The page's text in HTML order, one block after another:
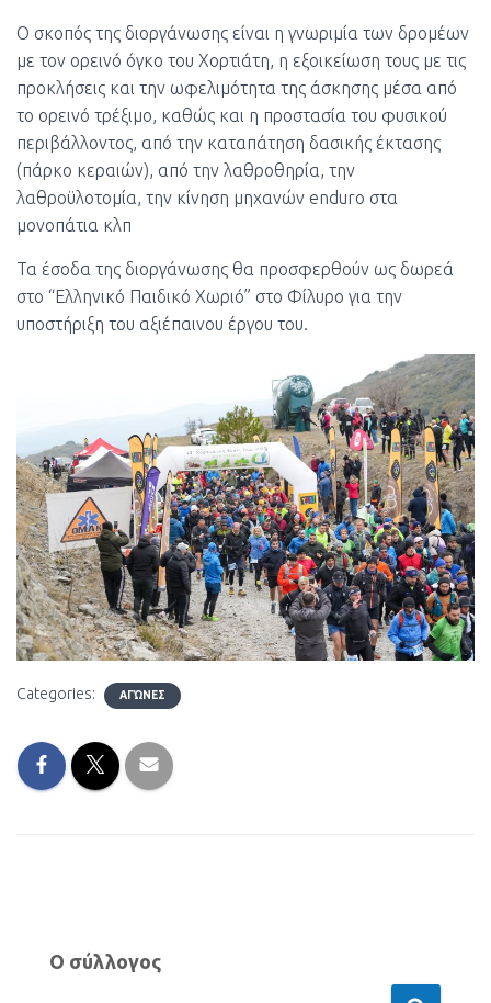
Ο σκοπός της διοργάνωσης είναι η γνωριμία των δρομέων
με τον ορεινό όγκο του Χορτιάτη, η εξοικείωση τους με τις
προκλήσεις και την ωφελιμότητα της άσκησης μέσα από
το ορεινό τρέξιμο, καθώς και η προστασία του φυσικού
περιβάλλοντος, από την καταπάτηση δασικής έκτασης
(πάρκο κεραιών), από την λαθροθηρία, την
λαθροϋλοτομία, την κίνηση μηχανών enduro στα
μονοπάτια κλπ
Τα έσοδα της διοργάνωσης θα προσφερθούν ως δωρεά
στο “Ελληνικό Παιδικό Χωριό” στο Φίλυρο για την
υποστήριξη του αξιέπαινου έργου του.
Categories: ΑΓΏΝΕΣ
Ο σύλλογος